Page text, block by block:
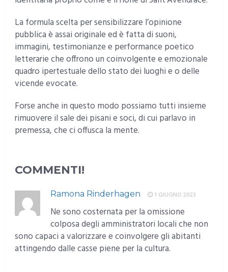
La formula scelta per sensibilizzare l’opinione
pubblica è assai originale ed è fatta di suoni,
immagini, testimonianze e performance poetico
letterarie che offrono un coinvolgente e emozionale
quadro ipertestuale dello stato dei luoghi e o delle
vicende evocate.
Forse anche in questo modo possiamo tutti insieme
rimuovere il sale dei pisani e soci, di cui parlavo in
premessa, che ci offusca la mente.
COMMENTI!
Ramona Rinderhagen 1 GIUGNO 2023
Ne sono costernata per la omissione
colposa degli amministratori locali che non
sono capaci a valorizzare e coinvolgere gli abitanti
attingendo dalle casse piene per la cultura.